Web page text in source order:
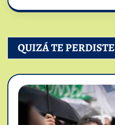
QUIZÁ TE PERDISTE